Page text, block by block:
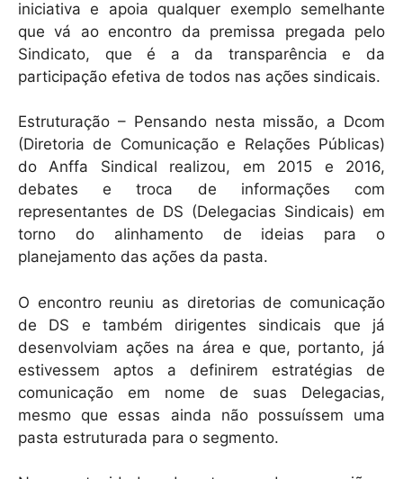
iniciativa e apoia qualquer exemplo semelhante
que vá ao encontro da premissa pregada pelo
Sindicato, que é a da transparência e da
participação efetiva de todos nas ações sindicais.
Estruturação – Pensando nesta missão, a Dcom
(Diretoria de Comunicação e Relações Públicas)
do Anffa Sindical realizou, em 2015 e 2016,
debates e troca de informações com
representantes de DS (Delegacias Sindicais) em
torno do alinhamento de ideias para o
planejamento das ações da pasta.
O encontro reuniu as diretorias de comunicação
de DS e também dirigentes sindicais que já
desenvolviam ações na área e que, portanto, já
estivessem aptos a definirem estratégias de
comunicação em nome de suas Delegacias,
mesmo que essas ainda não possuíssem uma
pasta estruturada para o segmento.